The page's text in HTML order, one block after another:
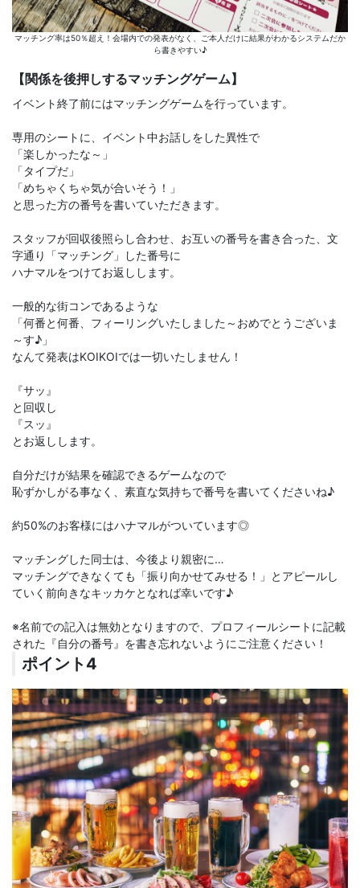
マッチング率は50％超え！会場内での発表がなく、ご本人だけに結果がわかるシステムだか
ら書きやすい♪
【関係を後押しするマッチングゲーム】
イベント終了前にはマッチングゲームを行っています。
専用のシートに、イベント中お話しをした異性で
「楽しかったな～」
「タイプだ」
「めちゃくちゃ気が合いそう！」
と思った方の番号を書いていただきます。
スタッフが回収後照らし合わせ、お互いの番号を書き合った、文
字通り「マッチング」した番号に
ハナマルをつけてお返しします。
一般的な街コンであるような
「何番と何番、フィーリングいたしました～おめでとうございま
～す♪」
なんて発表はKOIKOIでは一切いたしません！
『サッ』
と回収し
『スッ』
とお返しします。
自分だけが結果を確認できるゲームなので
恥ずかしがる事なく、素直な気持ちで番号を書いてくださいね♪
約50%のお客様にはハナマルがついています◎
マッチングした同士は、今後より親密に…
マッチングできなくても「振り向かせてみせる！」とアピールし
ていく前向きなキッカケとなれば幸いです♪
※名前での記入は無効となりますので、プロフィールシートに記載
された『自分の番号』を書き忘れないようにご注意ください！
ポイント4